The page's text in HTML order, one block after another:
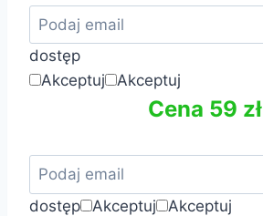
dostęp
Akceptuj
Akceptuj
Cena 59 zł
dostęp
Akceptuj Akceptuj